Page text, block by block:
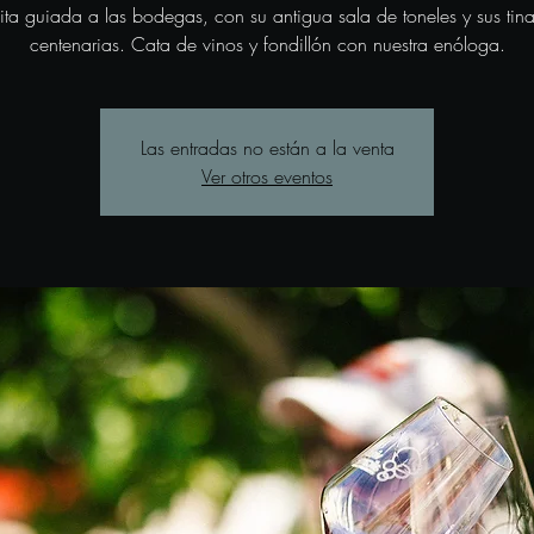
guiada a las bodegas, con su antigua sala de toneles y sus
centenarias. Cata de vinos y fondillón con nuestra enóloga.
Las entradas no están a la venta
Ver otros eventos